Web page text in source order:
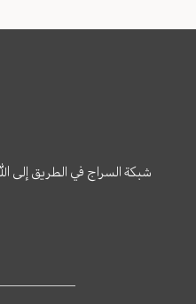
شبكة السراج في الطريق إلى